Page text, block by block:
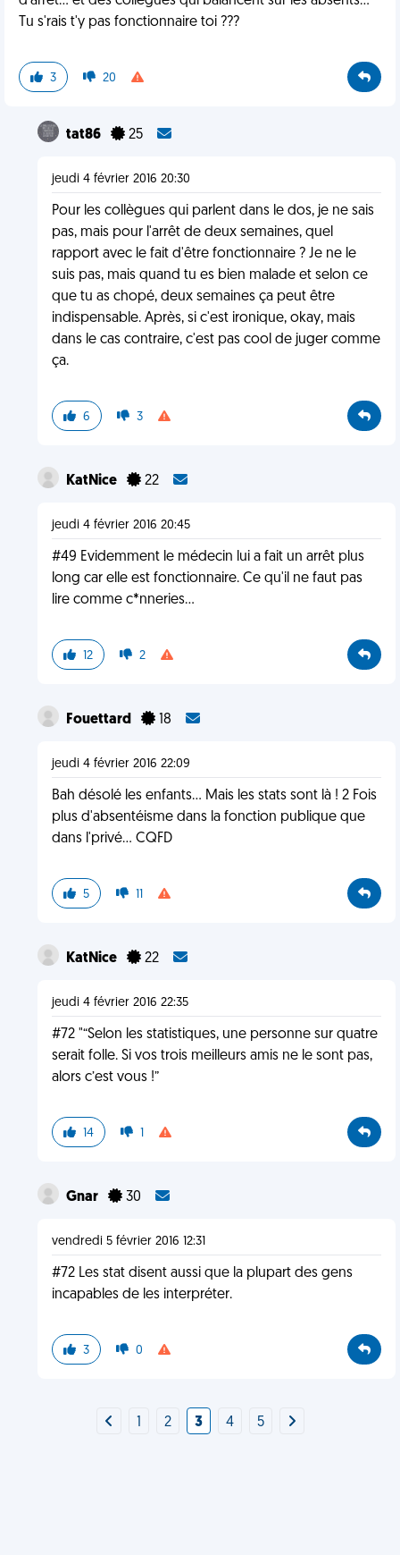
Tu s'rais t'y pas fonctionnaire toi ???
3 20
tat86 25
jeudi 4 février 2016 20:30
Pour les collègues qui parlent dans le dos, je ne sais
pas, mais pour l'arrêt de deux semaines, quel
rapport avec le fait d'être fonctionnaire ? Je ne le
suis pas, mais quand tu es bien malade et selon ce
que tu as chopé, deux semaines ça peut être
indispensable. Après, si c'est ironique, okay, mais
dans le cas contraire, c'est pas cool de juger comme
ça.
6 3
KatNice 22
jeudi 4 février 2016 20:45
#49 Evidemment le médecin lui a fait un arrêt plus
long car elle est fonctionnaire. Ce qu'il ne faut pas
lire comme c*nneries...
12 2
Fouettard 18
jeudi 4 février 2016 22:09
Bah désolé les enfants... Mais les stats sont là ! 2 Fois
plus d'absentéisme dans la fonction publique que
dans l'privé... CQFD
5 11
KatNice 22
jeudi 4 février 2016 22:35
#72 "“Selon les statistiques, une personne sur quatre
serait folle. Si vos trois meilleurs amis ne le sont pas,
alors c’est vous !”
14 1
Gnar 30
vendredi 5 février 2016 12:31
#72 Les stat disent aussi que la plupart des gens
incapables de les interpréter.
3 0
2 3 4 5